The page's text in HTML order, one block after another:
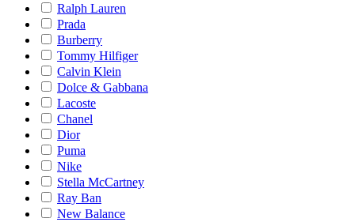
Ralph Lauren
Prada
Burberry
Tommy Hilfiger
Calvin Klein
Dolce & Gabbana
Lacoste
Chanel
Dior
Puma
Nike
Stella McCartney
Ray Ban
New Balance